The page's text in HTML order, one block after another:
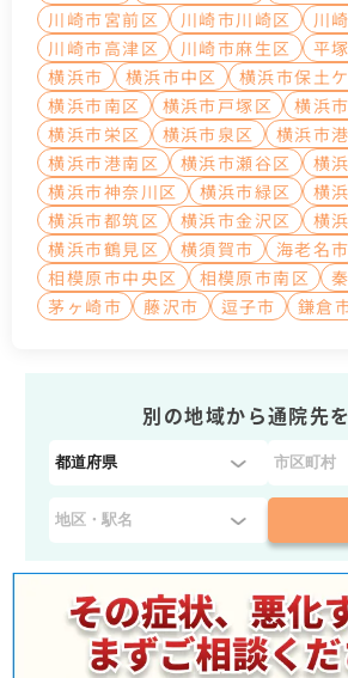
川崎市宮前区
川崎市川崎区
川
川崎市高津区
川崎市麻生区 平
横浜市
横浜市中区
横浜市保土
横浜市南区
横浜市戸塚区
横浜
横浜市栄区
横浜市泉区
横浜市
横浜市港南区
横浜市瀬谷区
横
横浜市神奈川区
横浜市緑区
横
横浜市都筑区
横浜市金沢区
横
横浜市鶴見区
横須賀市 海老名市
相模原市中央区
相模原市南区
茅ヶ崎市
藤沢市 逗子市 鎌倉
別の地域から通院先
都
県
を
選
択
：